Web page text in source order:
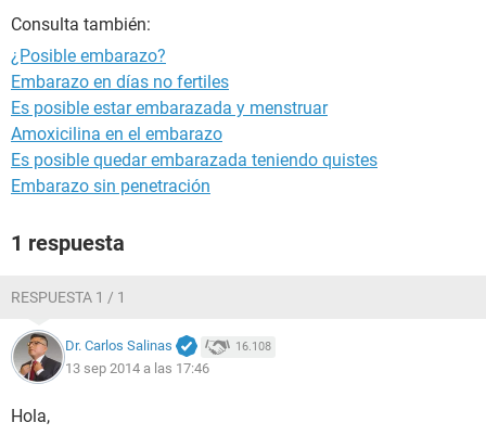
Consulta también:
¿Posible embarazo?
Embarazo en días no fertiles
Es posible estar embarazada y menstruar
Amoxicilina en el embarazo
Es posible quedar embarazada teniendo quistes
Embarazo sin penetración
1 respuesta
RESPUESTA 1 / 1
Dr. Carlos Salinas 16.108
13 sep 2014 a las 17:46
Hola,